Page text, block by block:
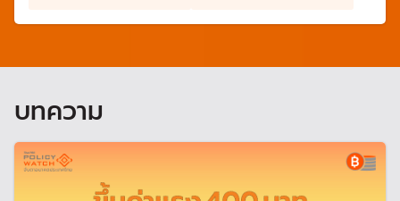
บทความ